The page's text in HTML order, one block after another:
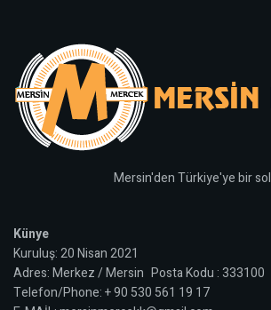
Mersin'den Türkiye'ye bir
Künye
Kuruluş: 20 Nisan 2021
Adres: Merkez / Mersin Posta Kodu : 333100
Telefon/Phone: + 90 530 561 19 17